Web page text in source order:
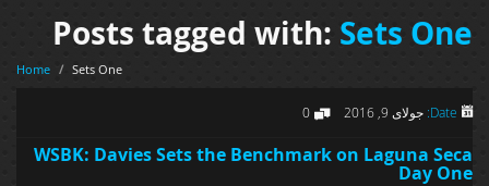
Posts tagged with:Sets One
Home / Sets One
Date: جولای 9, 2016 0
WSBK: Davies Sets the Benchmark on Laguna Seca
Day One